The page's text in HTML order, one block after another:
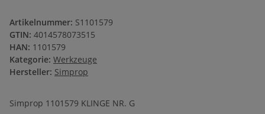
Artikelnummer: S1101579
GTIN: 4014578073515
HAN: 1101579
Kategorie: Werkzeuge
Hersteller: Simprop
Simprop 1101579 KLINGE NR. G